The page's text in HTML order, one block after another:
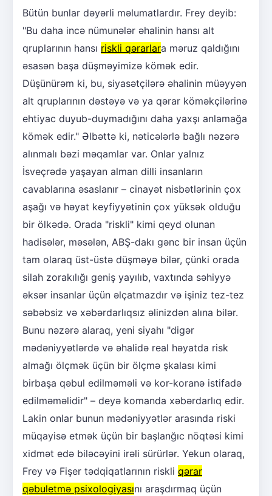
Bütün bunlar dəyərli məlumatlardır. Frey deyib:
"Bu daha incə nümunələr əhalinin hansı alt
qruplarının hansı riskli qərarlara məruz qaldığını
əsasən başa düşməyimizə kömək edir.
Düşünürəm ki, bu, siyasətçilərə əhalinin müəyyən
alt qruplarının dəstəyə və ya qərar köməkçilərinə
ehtiyac duyub-duymadığını daha yaxşı anlamağa
kömək edir." Əlbəttə ki, nəticələrlə bağlı nəzərə
alınmalı bəzi məqamlar var. Onlar yalnız
İsveçrədə yaşayan alman dilli insanların
cavablarına əsaslanır – cinayət nisbətlərinin çox
aşağı və həyat keyfiyyətinin çox yüksək olduğu
bir ölkədə. Orada "riskli" kimi qeyd olunan
hadisələr, məsələn, ABŞ-dakı gənc bir insan üçün
tam olaraq üst-üstə düşməyə bilər, çünki orada
silah zorakılığı geniş yayılıb, vaxtında səhiyyə
əksər insanlar üçün əlçatmazdır və işiniz tez-tez
səbəbsiz və xəbərdarlıqsız əlinizdən alına bilər.
Bunu nəzərə alaraq, yeni siyahı "digər
mədəniyyətlərdə və əhalidə real həyatda risk
almağı ölçmək üçün bir ölçmə şkalası kimi
birbaşa qəbul edilməməli və kor-koranə istifadə
edilməməlidir" – deyə komanda xəbərdarlıq edir.
Lakin onlar bunun mədəniyyətlər arasında riski
müqayisə etmək üçün bir başlanğıc nöqtəsi kimi
xidmət edə biləcəyini irəli sürürlər. Yekun olaraq,
Frey və Fişer tədqiqatlarının riskli qərar
qəbuletmə psixologiyasını araşdırmaq üçün